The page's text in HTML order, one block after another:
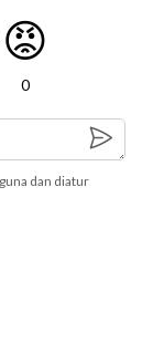
😡
0
dan diatur